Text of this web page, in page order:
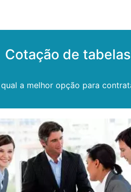
Cotação de
a melhor opção para